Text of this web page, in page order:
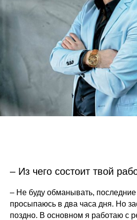
– Из чего состоит твой
– Не буду обманывать, последние
просыпаюсь в два часа дня. Но
поздно. В основном я работаю с